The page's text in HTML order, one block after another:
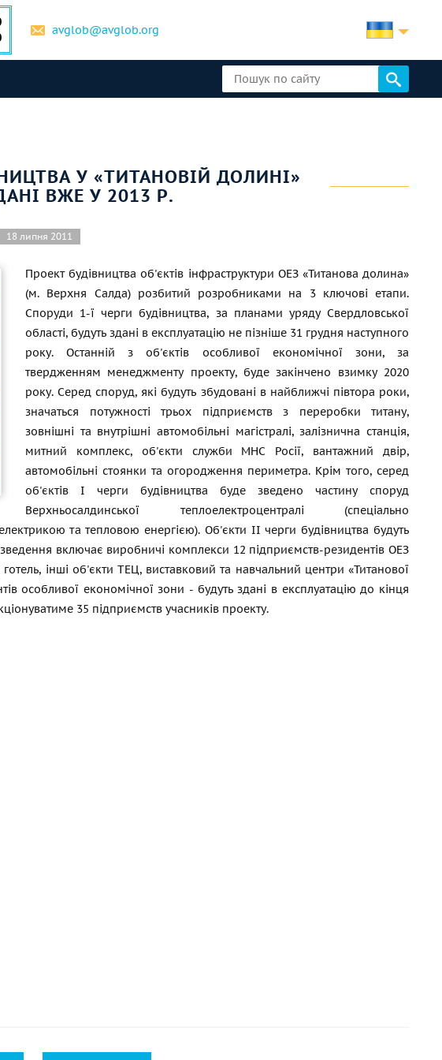
avglob@avglob.org
У «ТИТАНОВІЙ ДОЛИНІ»
ВЖЕ У 2013 Р.
18 липня 2011
Проект будівництва об'єктів інфраструктури ОЕЗ «Титанова долина»
(м. Верхня Салда) розбитий розробниками на 3 ключові етапи.
Споруди 1-ї черги будівництва, за планами уряду Свердловської
області, будуть здані в експлуатацію не пізніше 31 грудня наступного
року. Останній з об'єктів особливої економічної зони, за
твердженням менеджменту проекту, буде закінчено взимку 2020
року. Серед споруд, які будуть збудовані в найближчі півтора роки,
значаться потужності трьох підприємств з переробки титану,
зовнішні та внутрішні автомобільні магістралі, залізнична станція,
митний комплекс, об'єкти служби МНС Росії, вантажний двір,
автомобільні стоянки та огородження периметра. Крім того, серед
об'єктів І черги будівництва буде зведено частину споруд
Верхньосалдинської теплоелектроцентралі (спеціально
та тепловою енергією). Об'єкти ІІ черги будівництва будуть
включає виробничі комплекси 12 підприємств-резидентів ОЕЗ
інші об'єкти ТЕЦ, виставковий та навчальний центри «Титанової
особливої економічної зони - будуть здані в експлуатацію до кінця
35 підприємств учасників проекту.